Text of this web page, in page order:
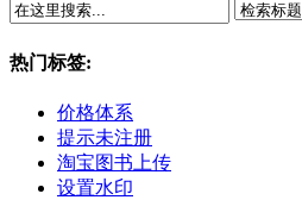
热门标签:
价格体系
提示未注册
淘宝图书上传
设置水印